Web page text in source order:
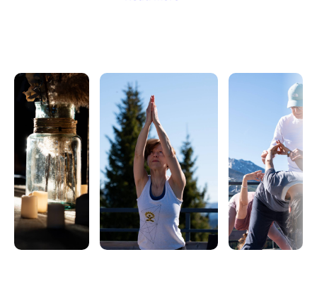
unique pour les pratiquants de yoga de tous niveaux
de s'accorder un week-end pour se consacrer à eux-
mêmes, approfondir leur compréhension du yoga,
passer du temps avec des personnes partageant les
mêmes idées, prendre soin d'eux-mêmes et découvrir
l'une des plus belles régions de France, les Alpes !
19 heures d'ateliers de yoga et manuel inclus
Peut compter pour la formation AYP 300h
Les points clés :